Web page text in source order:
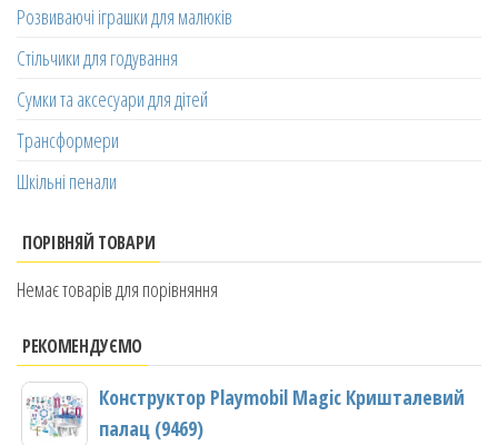
Розвиваючі іграшки для малюків
Стільчики для годування
Сумки та аксесуари для дітей
Трансформери
Шкільні пенали
ПОРІВНЯЙ ТОВАРИ
Немає товарів для порівняння
РЕКОМЕНДУЄМО
Конструктор Playmobil Magic Кришталевий
палац (9469)